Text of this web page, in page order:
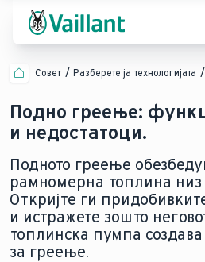
Совет Разберете ја технологијата
Подно греење:
и недостатоци.
Подното греење
рамномерна топлина
Откријте ги
и истражете зошто
топлинска пумпа
за греење.